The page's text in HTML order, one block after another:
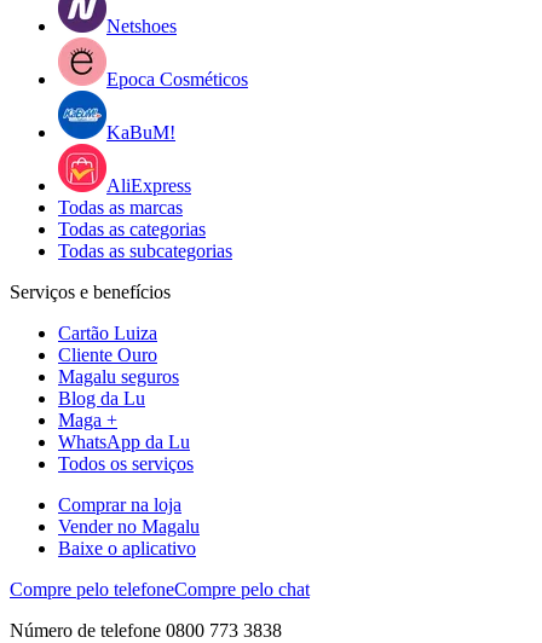
Netshoes
Epoca Cosméticos
KaBuM!
AliExpress
Todas as marcas
Todas as categorias
Todas as subcategorias
Serviços e benefícios
Cartão Luiza
Cliente Ouro
Magalu seguros
Blog da Lu
Maga +
WhatsApp da Lu
Todos os serviços
Comprar na loja
Vender no Magalu
Baixe o aplicativo
Compre pelo telefoneCompre pelo chat
Número de telefone 0800 773 3838